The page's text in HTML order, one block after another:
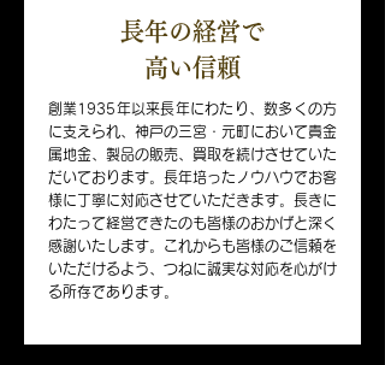
長年の経営で
​高い信頼
創業1935年以来長年にわたり、数多くの方
に支えられ、神戸の三宮・元町において貴金
属地金、製品の販売、買取を続けさせていた
だいております。長年培ったノウハウでお客
様に丁寧に対応させていただきます。長きに
わたって経営できたのも皆様のおかげと深く
感謝いたします。これからも皆様のご信頼を
いただけるよう、つねに誠実な対応を心がけ
る所存であります。